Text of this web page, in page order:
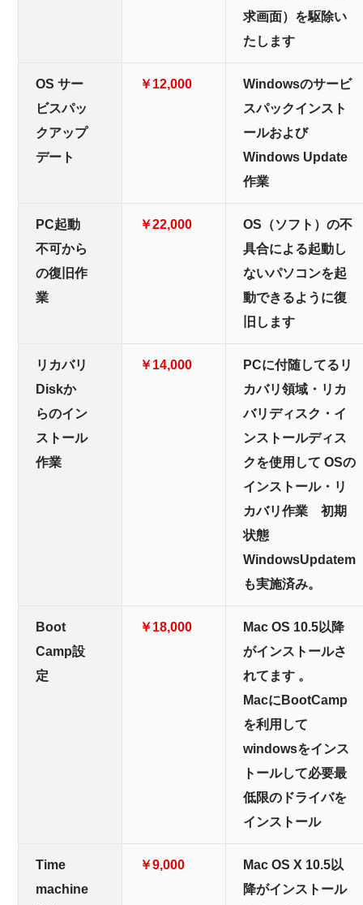
求画面）を駆除い
たします
OS サー
ビスパッ
クアップ
デート
￥12,000
Windowsのサービ
スパックインスト
ールおよび
Windows Update
作業
PC起動
不可から
の復旧作
業
￥22,000
OS（ソフト）の不
具合による起動し
ないパソコンを起
動できるように復
旧します
リカバリ
Diskか
らのイン
ストール
作業
￥14,000
PCに付随してるリ
カバリ領域・リカ
バリディスク・イ
ンストールディス
クを使用して OSの
インストール・リ
カバリ作業 初期
状態
WindowsUpdatem
も実施済み。
Boot
Camp設
定
￥18,000
Mac OS 10.5以降
がインストールさ
れてます 。
MacにBootCamp
を利用して
windowsをインス
トールして必要最
低限のドライバを
インストール
Time
machine
￥9,000
Mac OS X 10.5以
降がインストール